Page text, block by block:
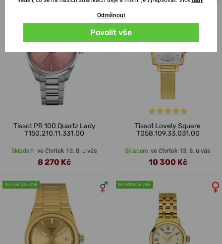
Tissot PR 100 Quartz Lady
T150.210.11.331.00
Skladem ve čtvrtek 13. 8. u vás
8 270 Kč
Tissot Lovely Square
T058.109.33.031.00
Skladem ve čtvrtek 13. 8. u vás
10 300 Kč
NA PRODEJNĚ NA PRODEJNĚ
Odmítnout
Povolit vše